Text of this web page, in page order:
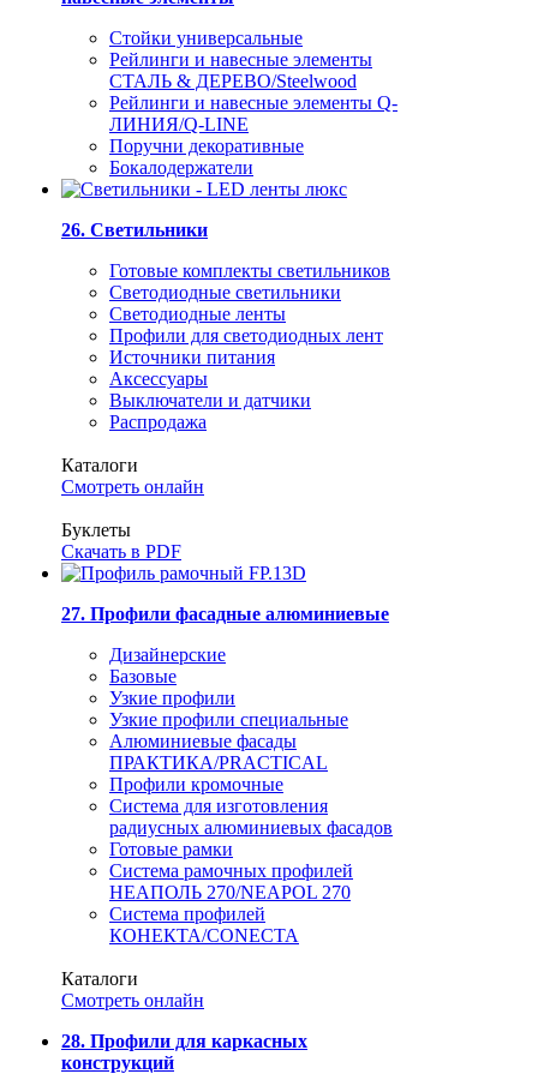
Стойки универсальные
Рейлинги и навесные элементы
СТАЛЬ & ДЕРЕВО/Steelwood
Рейлинги и навесные элементы Q-
ЛИНИЯ/Q-LINE
Поручни декоративные
Бокалодержатели
26. Светильники
Готовые комплекты светильников
Светодиодные светильники
Светодиодные ленты
Профили для светодиодных лент
Источники питания
Аксессуары
Выключатели и датчики
Распродажа
Каталоги
Смотреть онлайн
Буклеты
Скачать в PDF
27. Профили фасадные алюминиевые
Дизайнерские
Базовые
Узкие профили
Узкие профили специальные
Алюминиевые фасады
ПРАКТИКА/PRACTICAL
Профили кромочные
Система для изготовления
радиусных алюминиевых фасадов
Готовые рамки
Система рамочных профилей
НЕАПОЛЬ 270/NEAPOL 270
Система профилей
КОНЕКТА/CONECTA
Каталоги
Смотреть онлайн
28. Профили для каркасных
конструкций